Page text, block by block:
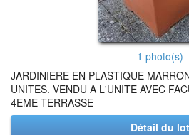
1 photo(s)
JARDINIERE EN PLASTIQUE
UNITES. VENDU A L'UNITE AVEC
4EME TERRASSE
Détail du lot